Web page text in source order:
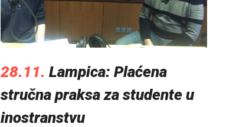
28.11. Lampica: Plaćena
stručna praksa za studente u
inostranstvu